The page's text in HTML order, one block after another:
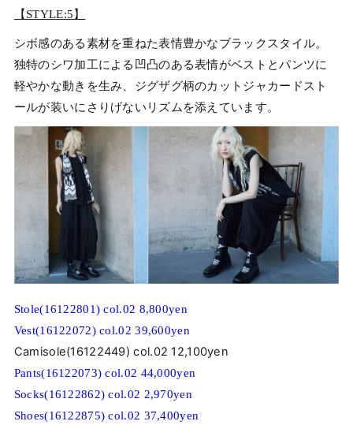
【STYLE:5】
シボ感のある素材を重ねた表情豊かなブラックスタイル。
独特のシワ加工による凹凸のある表情がベストとパンツに
軽やかな動きを生み、ジグザグ柄のカットジャカードスト
ールが装いにさりげないリズムを添えています。
Stole(16122801) col.02 8,800yen
Vest(16122072) col.02 39,600yen
Camisole(16122449) col.02 12,100yen
Pants(16122073) col.02 44,000yen
Socks(16122862) col.02 2,970yen
Shoes(16122875) col.02 37,400yen